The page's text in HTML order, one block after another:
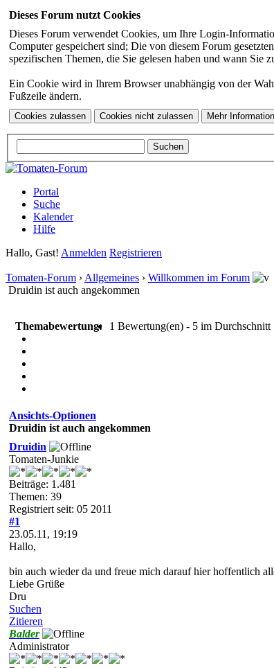
Dieses Forum nutzt Cookies
Dieses Forum verwendet Cookies, um Ihre Login-
Computer gespeichert sind; Die von diesem Forum
spezifischen Themen, die Sie gelesen haben und wann Sie
Ein Cookie wird in Ihrem Browser unabhängig von der
Fußzeile ändern.
Portal
Suche
Kalender
Hilfe
Hallo, Gast! Anmelden Registrieren
Tomaten-Forum › Allgemeines › Willkommen im Forum
Druidin ist auch angekommen
Themabewertung: 1 Bewertung(en) - 5 im Durchschnitt
Ansichts-Optionen
Druidin ist auch angekommen
Druidin
Tomaten-Junkie
Beiträge: 1.481
Themen: 39
Registriert seit: 05 2011
#1
23.05.11, 19:19
Hallo,
bin auch wieder da und freue mich darauf hier hoffentlich
Liebe Grüße
Dru
Suchen
Zitieren
Balder
Administrator